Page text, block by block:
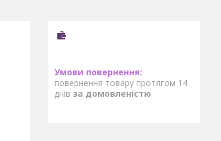
повернення товару протягом 14
днів за домовленістю